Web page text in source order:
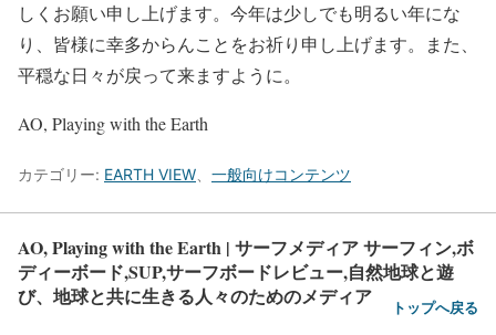
しくお願い申し上げます。今年は少しでも明るい年にな
り、皆様に幸多からんことをお祈り申し上げます。また、
平穏な日々が戻って来ますように。
AO, Playing with the Earth
カテゴリー: EARTH VIEW 一般向けコンテンツ
AO, Playing with the Earth | サーフメディア サーフィン,ボ
ディーボード,SUP,サーフボードレビュー,自然地球と遊
び、地球と共に生きる人々のためのメディア
トップへ戻る